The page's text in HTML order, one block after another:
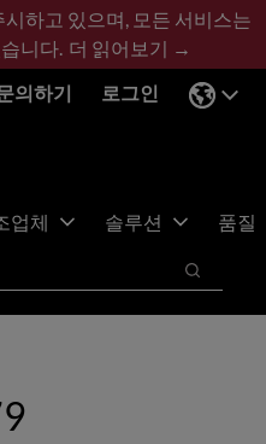
하고 있으며, 모든 서비스는
니다. 더 읽어보기 →
의하기 로그인
업체 솔루션
품질
검색